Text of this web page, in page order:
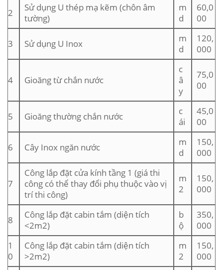
2
Sử dụng U thép mạ kẽm (chôn âm
tường)
m
d
60,0
00
3 Sử dụng U Inox
m
d
120,
000
4 Gioăng từ chắn nước
c
â
y
75,0
00
5 Gioăng thường chắn nước
c
ái
45,0
00
6 Cây Inox ngăn nước
m
d
150,
000
7
Công lắp đặt cửa kính tầng 1 (giá thi
công có thể thay đổi phụ thuộc vào vị
trí thi công)
m
2
150,
000
8
Công lắp đặt cabin tắm (diện tích
<2m2)
b
ộ
350,
000
1
0
Công lắp đặt cabin tắm (diện tích
>2m2)
m
2
150,
000